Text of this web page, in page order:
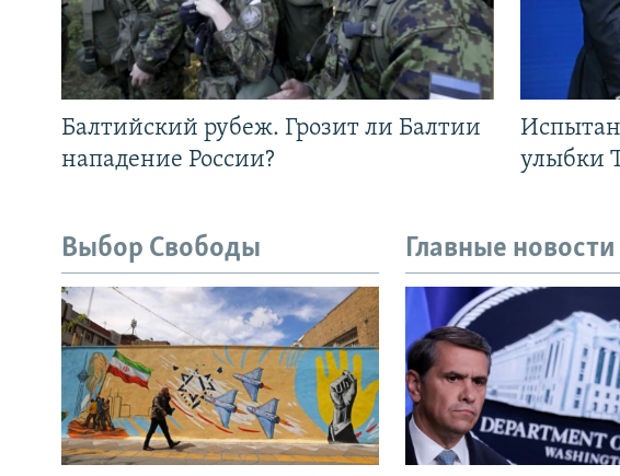
Балтийский рубеж. Грозит ли Балтии
нападение России?
улыбки
Выбор Свободы Главные новости